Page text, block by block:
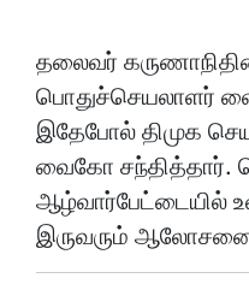
தலைவர்
பொதுச்செயலாளர்
இதேபோல் திமுக
வைகோ
ஆழ்வார்பேட்டையில்
இருவரும் ஆலோசனை